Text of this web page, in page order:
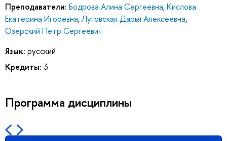
Преподаватели: Бодрова Алина Сергеевна,Кислова
Екатерина Игоревна,Луговская Дарья Алексеевна,
Озерский Петр Сергеевич
Язык: русский
Кредиты: 3
Программа дисциплины